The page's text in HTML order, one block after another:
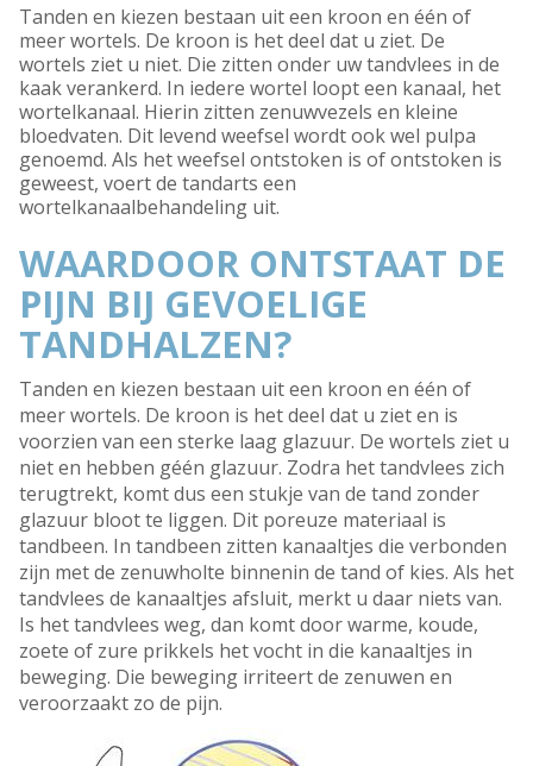
Tanden en kiezen bestaan uit een kroon en één of
meer wortels. De kroon is het deel dat u ziet. De
wortels ziet u niet. Die zitten onder uw tandvlees in de
kaak verankerd. In iedere wortel loopt een kanaal, het
wortelkanaal. Hierin zitten zenuwvezels en kleine
bloedvaten. Dit levend weefsel wordt ook wel pulpa
genoemd. Als het weefsel ontstoken is of ontstoken is
geweest, voert de tandarts een
wortelkanaalbehandeling uit.
WAARDOOR ONTSTAAT DE
PIJN BIJ GEVOELIGE
TANDHALZEN?
Tanden en kiezen bestaan uit een kroon en één of
meer wortels. De kroon is het deel dat u ziet en is
voorzien van een sterke laag glazuur. De wortels ziet u
niet en hebben géén glazuur. Zodra het tandvlees zich
terugtrekt, komt dus een stukje van de tand zonder
glazuur bloot te liggen. Dit poreuze materiaal is
tandbeen. In tandbeen zitten kanaaltjes die verbonden
zijn met de zenuwholte binnenin de tand of kies. Als het
tandvlees de kanaaltjes afsluit, merkt u daar niets van.
Is het tandvlees weg, dan komt door warme, koude,
zoete of zure prikkels het vocht in die kanaaltjes in
beweging. Die beweging irriteert de zenuwen en
veroorzaakt zo de pijn.